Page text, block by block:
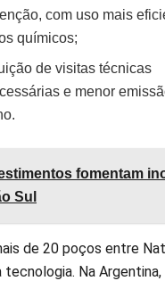
com uso mais
químicos;
de visitas técnicas
e menor
fomentam
Sul
de 20 poços entre
tecnologia. Na